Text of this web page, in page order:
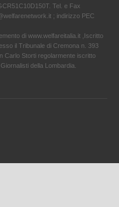
Tel. e Fax
; indirizzo PEC
di www.welfareitalia.it ,Iscritto
il Tribunale di Cremona n. 393
Carlo Storti regolarmente iscritto
della Lombardia.